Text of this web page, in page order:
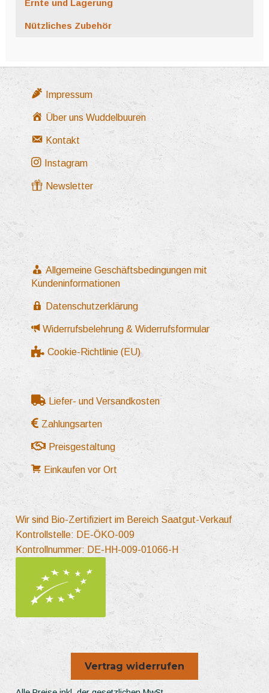
Ernte und Lagerung
Nützliches Zubehör
Impressum
Über uns Wuddelbuuren
Kontakt
Instagram
Newsletter
Allgemeine Geschäftsbedingungen mit
Kundeninformationen
Datenschutzerklärung
Widerrufsbelehrung & Widerrufsformular
Cookie-Richtlinie (EU)
Liefer- und Versandkosten
Zahlungsarten
Preisgestaltung
Einkaufen vor Ort
Wir sind Bio-Zertifiziert im Bereich Saatgut-Verkauf
Kontrollstelle: DE-ÖKO-009
Kontrollnummer: DE-HH-009-01066-H
Vertrag widerrufen